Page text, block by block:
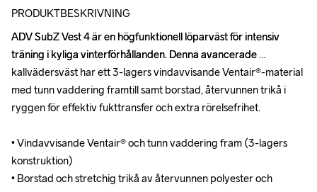
PRODUKTBESKRIVNING
ADV SubZ Vest 4 är en högfunktionell löparväst för intensiv
träning i kyliga vinterförhållanden. Denna avancerade
kallvädersväst har ett 3-lagers vindavvisande Ventair®-material
med tunn vaddering framtill samt borstad, återvunnen trikå i
ryggen för effektiv fukttransfer och extra rörelsefrihet.
• Vindavvisande Ventair® och tunn vaddering fram (3-lagers
konstruktion)
• Borstad och stretchig trikå av återvunnen polyester och
ADV SubZ Vest 4 är en högfunktionell löparväst för intensiv
träning i kyliga vinterförhållanden. Denna avancerade
kallvädersväst har ett 3-lagers vindavvisande Ventair®-material
med tunn vaddering framtill samt borstad, återvunnen trikå i
ryggen för effektiv fukttransfer och extra rörelsefrihet.
• Vindavvisande Ventair® och tunn vaddering fram (3-lagers
konstruktion)
• Borstad och stretchig trikå av återvunnen polyester och